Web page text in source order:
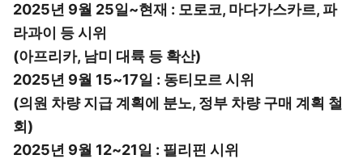
2025년 9월 25일~현재 : 모로코, 마다가스카르, 파
라과이 등 시위
(아프리카, 남미 대륙 등 확산)
2025년 9월 15~17일 : 동티모르 시위
(의원 차량 지급 계획에 분노, 정부 차량 구매 계획 철
회)
2025년 9월 12~21일 : 필리핀 시위